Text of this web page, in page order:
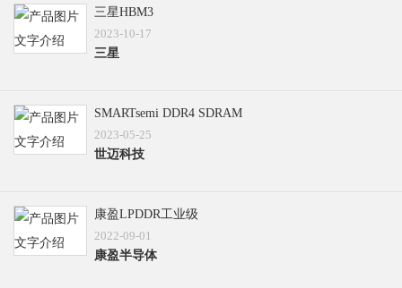
三星HBM3
2023-10-17
三星
SMARTsemi DDR4 SDRAM
2023-05-25
世迈科技
康盈LPDDR工业级
2022-09-01
康盈半导体